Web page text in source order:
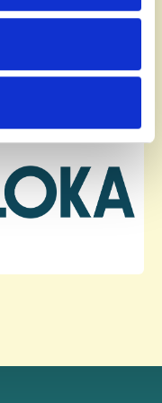
med.
med annan